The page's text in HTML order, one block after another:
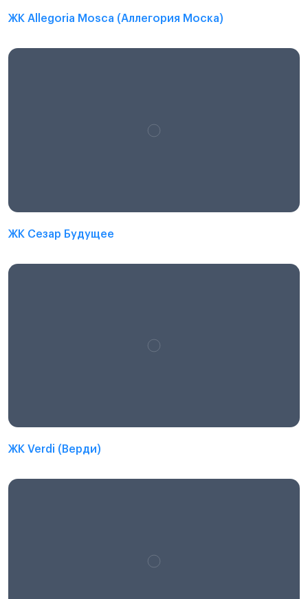
ЖК Allegoria Mosca (Аллегория Моска)
ЖК Сезар Будущее
ЖК Verdi (Верди)